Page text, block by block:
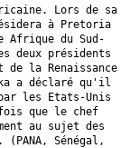
Lors de sa
à Pretoria
Afrique du Sud-
deux présidents
la Renaissance
a déclaré qu'il
les Etats-Unis
que le chef
au sujet des
Sénégal,